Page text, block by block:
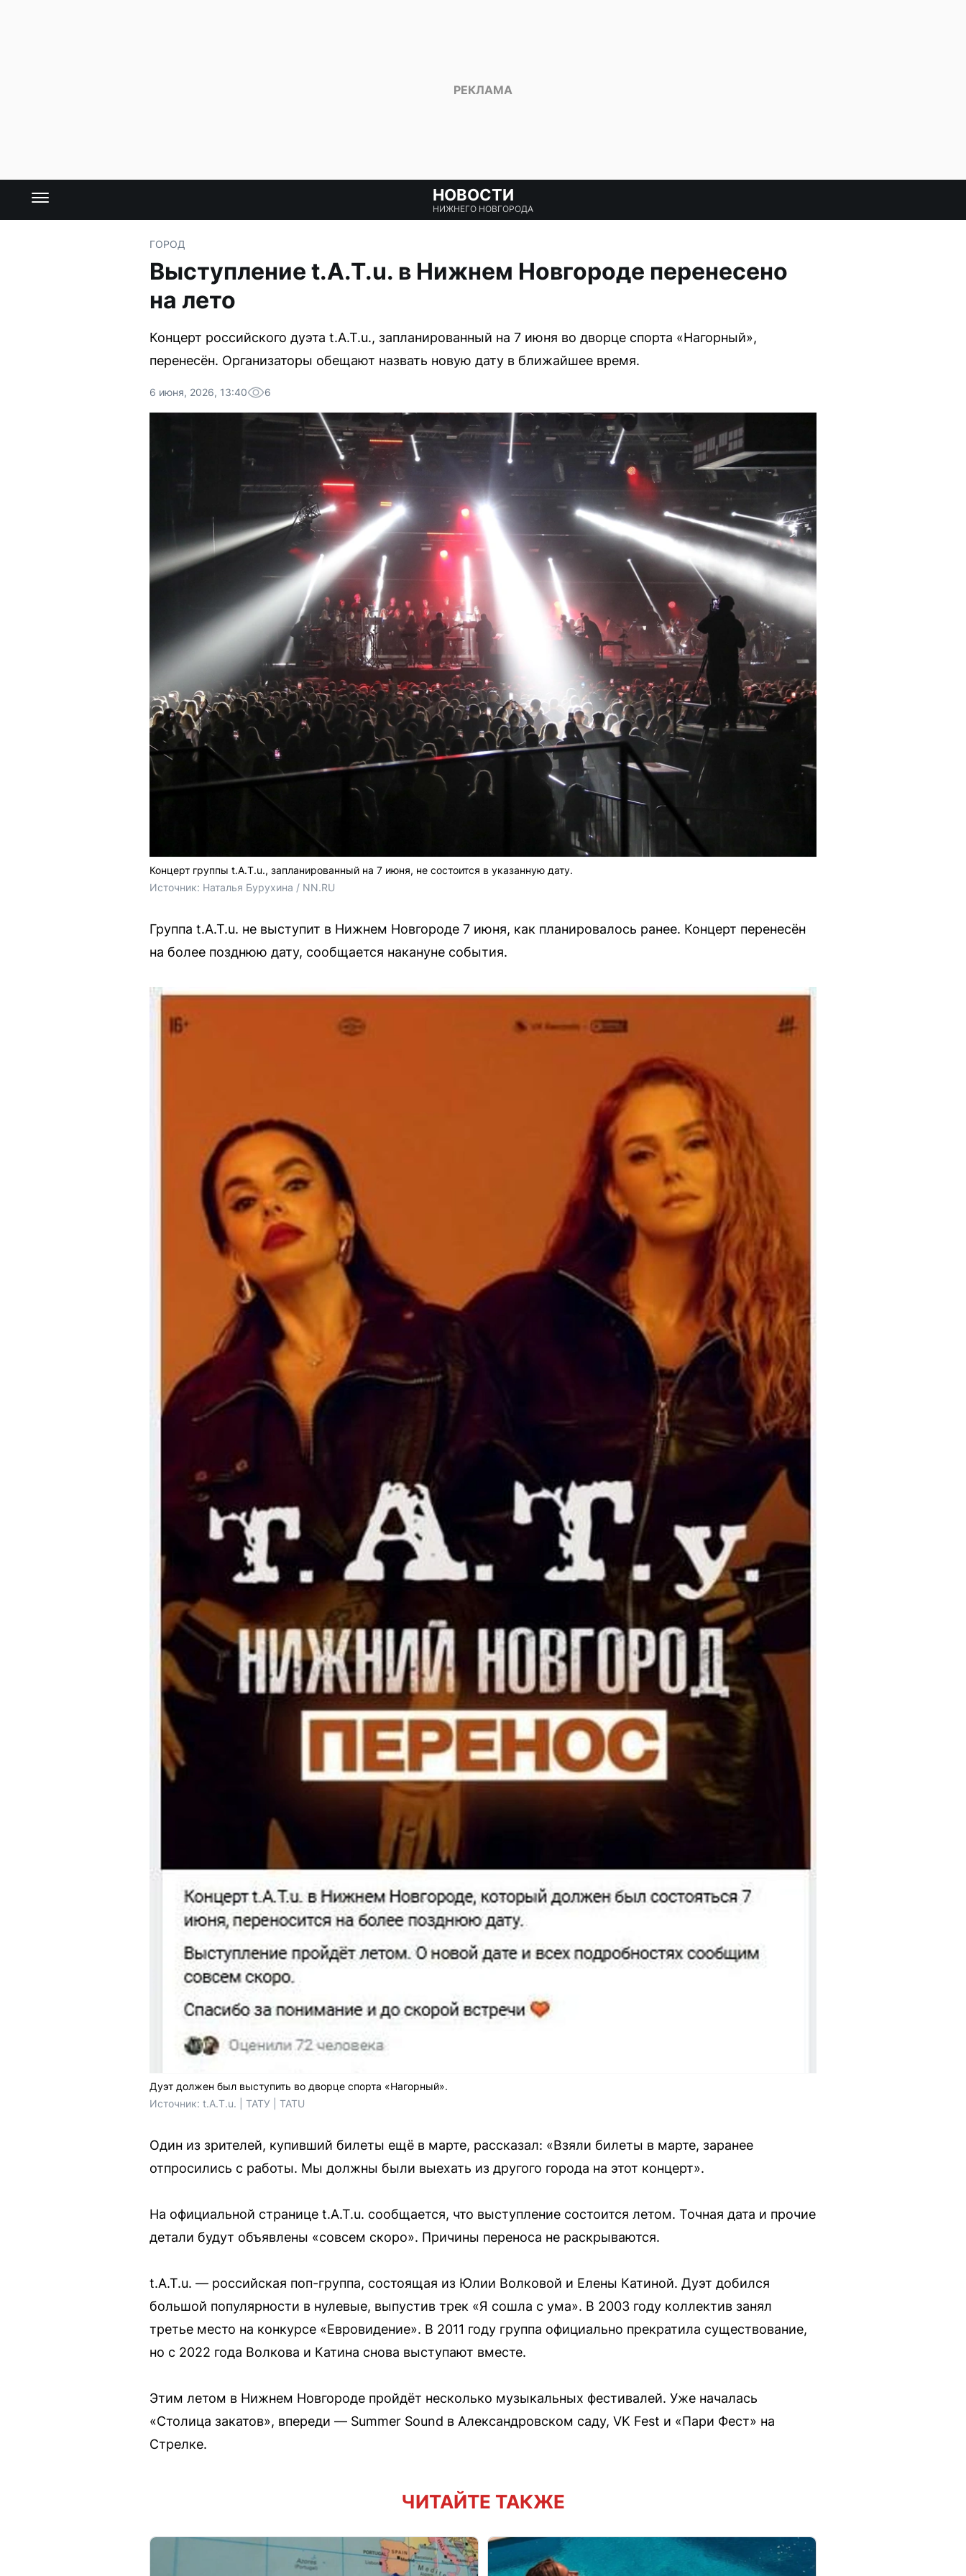
НОВОСТИ
НИЖНЕГО НОВГОРОДА
ГОРОД
Выступление t.A.T.u. в Нижнем Новгороде перенесено
на лето
Концерт российского дуэта t.A.T.u., запланированный на 7 июня во дворце спорта «Нагорный»,
перенесён. Организаторы обещают назвать новую дату в ближайшее время.
6 июня, 2026, 13:40 6
Концерт группы t.A.T.u., запланированный на 7 июня, не состоится в указанную дату.
Источник: Наталья Бурухина / NN.RU
Группа t.A.T.u. не выступит в Нижнем Новгороде 7 июня, как планировалось ранее. Концерт перенесён
на более позднюю дату, сообщается накануне события.
Дуэт должен был выступить во дворце спорта «Нагорный».
Источник: t.A.T.u. | ТАТУ | TATU
Один из зрителей, купивший билеты ещё в марте, рассказал: «Взяли билеты в марте, заранее
отпросились с работы. Мы должны были выехать из другого города на этот концерт».
На официальной странице t.A.T.u. сообщается, что выступление состоится летом. Точная дата и прочие
детали будут объявлены «совсем скоро». Причины переноса не раскрываются.
t.A.T.u. — российская поп-группа, состоящая из Юлии Волковой и Елены Катиной. Дуэт добился
большой популярности в нулевые, выпустив трек «Я сошла с ума». В 2003 году коллектив занял
третье место на конкурсе «Евровидение». В 2011 году группа официально прекратила существование,
но с 2022 года Волкова и Катина снова выступают вместе.
Этим летом в Нижнем Новгороде пройдёт несколько музыкальных фестивалей. Уже началась
«Столица закатов», впереди — Summer Sound в Александровском саду, VK Fest и «Пари Фест» на
Стрелке.
ЧИТАЙТЕ ТАКЖЕ